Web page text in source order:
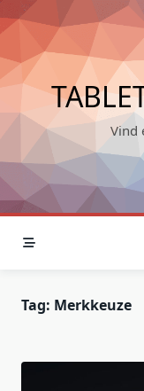
Skip
to
content
Vind
Tag: Merkkeuze